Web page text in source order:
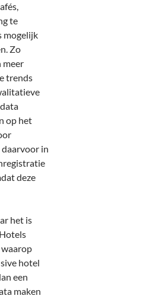
te
mogelijk
Zo
meer
trends
op het
in
deze
het is
hotel
een
maken